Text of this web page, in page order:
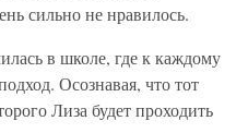
сильно не нравилось.
в школе, где к каждому
Осознавая, что тот
Лиза будет проходить